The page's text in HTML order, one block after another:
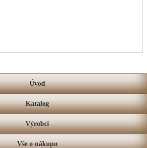
Úvod
Katalog
Výrobci
Vše o nákupu